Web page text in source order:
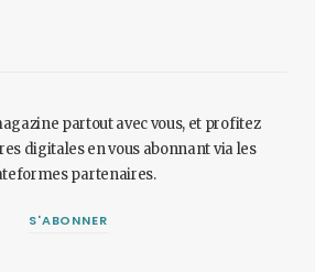
partout avec vous, et profitez
digitales en vous abonnant via les
partenaires.
S'ABONNER